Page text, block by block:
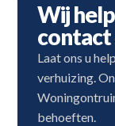
Wij
contact
Laat ons u
verhuizing.
behoeften.